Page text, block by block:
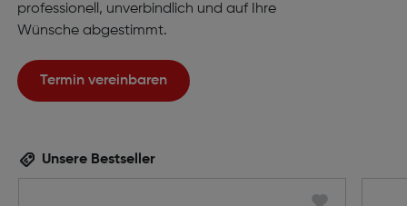
professionell, unverbindlich und auf Ihre
Wünsche abgestimmt.
Termin vereinbaren
Unsere Bestseller